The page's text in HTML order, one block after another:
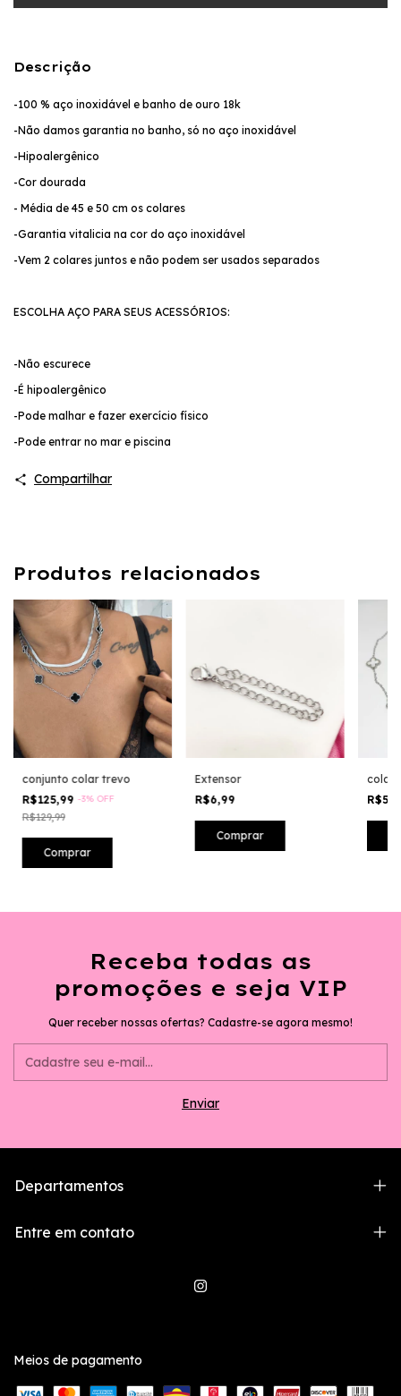
Descrição
-100 % aço inoxidável e banho de ouro 18k
-Não damos garantia no banho, só no aço inoxidável
-Hipoalergênico
-Cor dourada
- Média de 45 e 50 cm os colares
-Garantia vitalicia na cor do aço inoxidável
-Vem 2 colares juntos e não podem ser usados separados
ESCOLHA AÇO PARA SEUS ACESSÓRIOS:
-Não escurece
-É hipoalergênico
-Pode malhar e fazer exercício físico
-Pode entrar no mar e piscina
Compartilhar
Produtos relacionados
conjunto colar trevo
R$125,99 -3% OFF
R$129,99
Extensor
R$6,99
colar
Receba todas as
promoções e seja VIP
Quer receber nossas ofertas? Cadastre-se agora mesmo!
Departamentos
Entre em contato
Meios de pagamento